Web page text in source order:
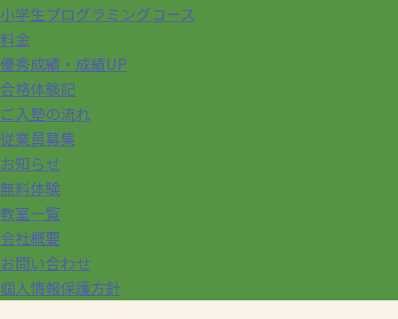
小学生プログラミングコース
料金
優秀成績・成績UP
合格体験記
ご入塾の流れ
従業員募集
お知らせ
無料体験
教室一覧
会社概要
お問い合わせ
個人情報保護方針